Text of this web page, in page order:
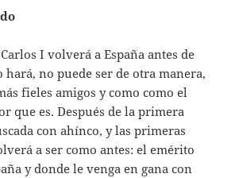
I volverá a España antes de
hará, no puede ser de otra manera,
fieles amigos y como como el
que es. Después de la primera
con ahínco, y las primeras
a ser como antes: el emérito
y donde le venga en gana con